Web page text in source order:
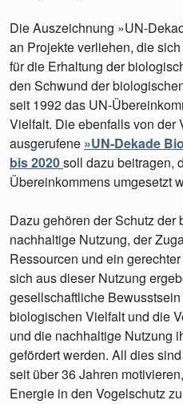
Die Auszeichnung »UN-
an Projekte verliehen, die
für die Erhaltung der
den Schwund der
seit 1992 das UN-
Vielfalt. Die ebenfalls von der
ausgerufene »UN-Dekade
bis 2020soll dazu beitragen,
Übereinkommens umgesetzt
Dazu gehören der Schutz
nachhaltige Nutzung, der
Ressourcen und ein
sich aus dieser Nutzung
gesellschaftliche
biologischen Vielfalt und die
und die nachhaltige Nutzung
gefördert werden. All dies
seit über 36 Jahren
Energie in den Vogelschutz